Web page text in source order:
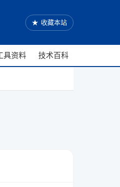
★ 收藏本站
具资料 技术百科